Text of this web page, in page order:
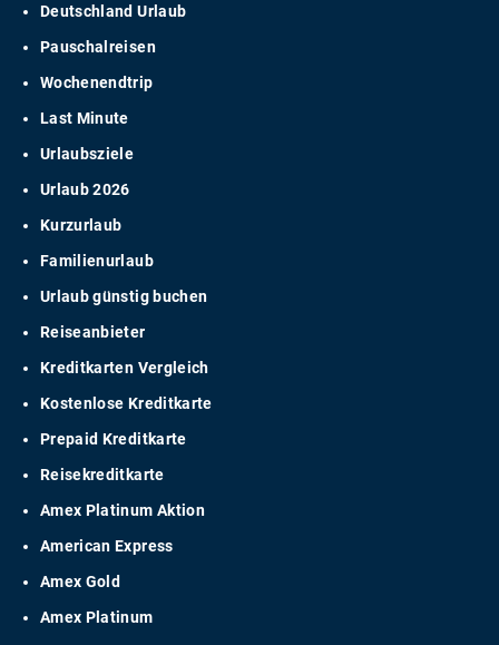
Deutschland Urlaub
Pauschalreisen
Wochenendtrip
Last Minute
Urlaubsziele
Urlaub 2026
Kurzurlaub
Familienurlaub
Urlaub günstig buchen
Reiseanbieter
Kreditkarten Vergleich
Kostenlose Kreditkarte
Prepaid Kreditkarte
Reisekreditkarte
Amex Platinum Aktion
American Express
Amex Gold
Amex Platinum